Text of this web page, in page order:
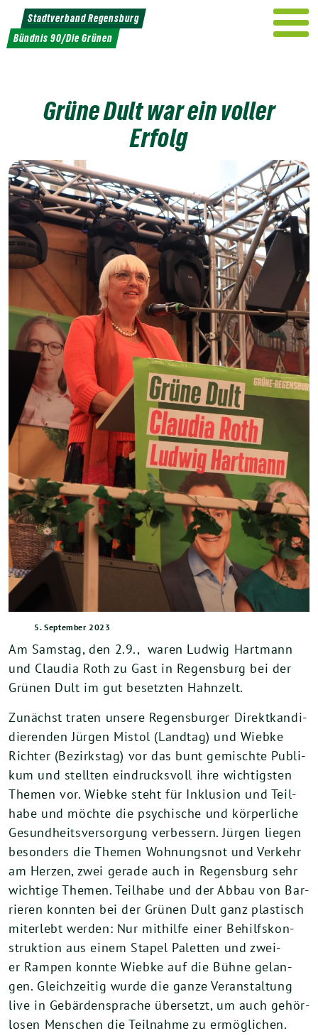
Weiter
zum
Inhalt
Stadtverband Regensburg
Bündnis 90/Die Grünen
Grüne Dult war ein voller
Erfolg
5. September 2023
Am Sams­tag, den 2.9., waren Lud­wig Hart­mann
und Clau­dia Roth zu Gast in Regens­burg bei der
Grü­nen Dult im gut besetz­ten Hahnzelt.
Zunächst tra­ten unse­re Regens­bur­ger Direkt­kan­di­
die­ren­den Jür­gen Mis­tol (Land­tag) und Wieb­ke
Rich­ter (Bezirks­tag) vor das bunt gemisch­te Publi­
kum und stell­ten ein­drucks­voll ihre wich­tigs­ten
The­men vor. Wieb­ke steht für Inklu­si­on und Teil­
ha­be und möch­te die psy­chi­sche und kör­per­li­che
Gesund­heits­ver­sor­gung ver­bes­sern. Jür­gen lie­gen
beson­ders die The­men Woh­nungs­not und Ver­kehr
am Her­zen, zwei gera­de auch in Regens­burg sehr
wich­ti­ge The­men. Teil­ha­be und der Abbau von Bar­
rie­ren konn­ten bei der Grü­nen Dult ganz plas­tisch
mit­er­lebt wer­den: Nur mit­hil­fe einer Behilfs­kon­
struk­ti­on aus einem Sta­pel Palet­ten und zwei­
er Ram­pen konn­te Wieb­ke auf die Büh­ne gelan­
gen. Gleich­zei­tig wur­de die gan­ze Ver­an­stal­tung
live in Gebär­den­spra­che über­setzt, um auch gehör­
lo­sen Men­schen die Teil­nah­me zu ermöglichen.